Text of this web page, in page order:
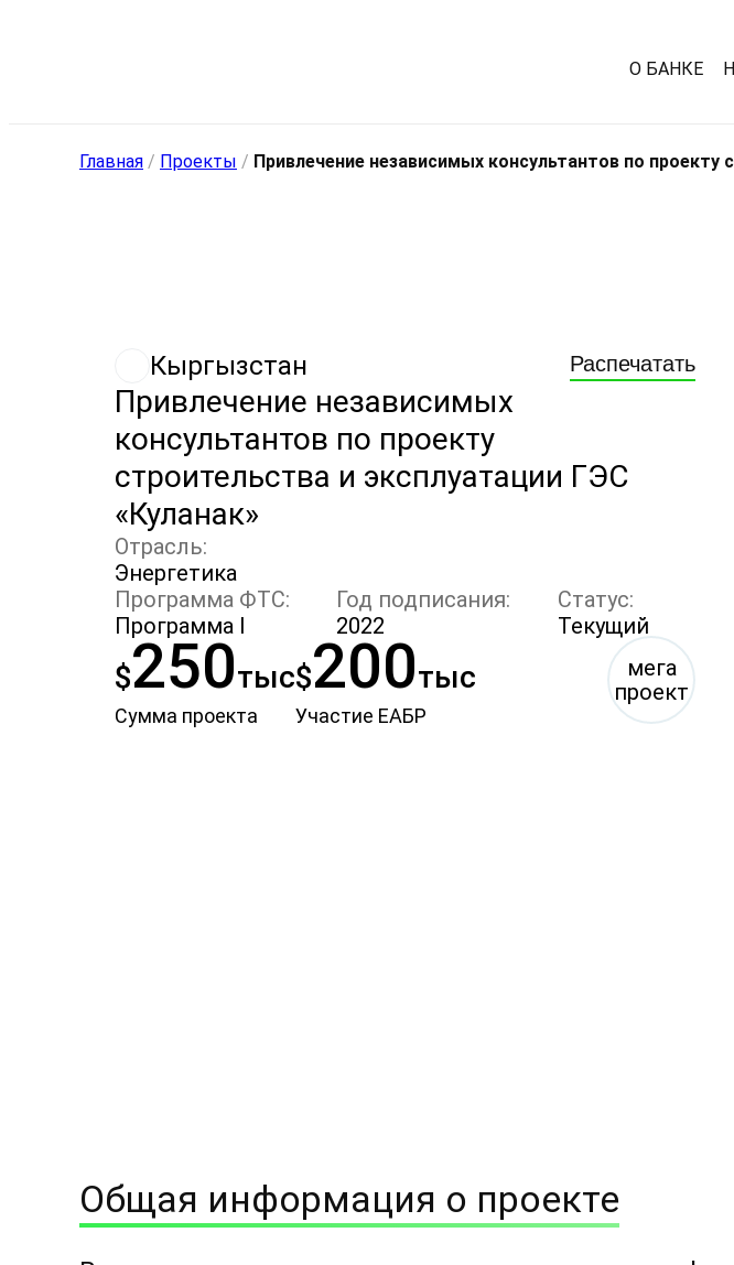
О БАНКЕ
Главная / Проекты / Привлечение независимых консультантов по проекту
Кыргызстан Распечатать
Привлечение независимых
консультантов по проекту
строительства и эксплуатации ГЭС
«Куланак»
Отрасль:
Энергетика
Программа ФТС:
Программа I
Год подписания:
2022
Статус:
Текущий
$250тыс
Сумма проекта
$200тыс
Участие ЕАБР
мега
проект
Общая информация о проекте